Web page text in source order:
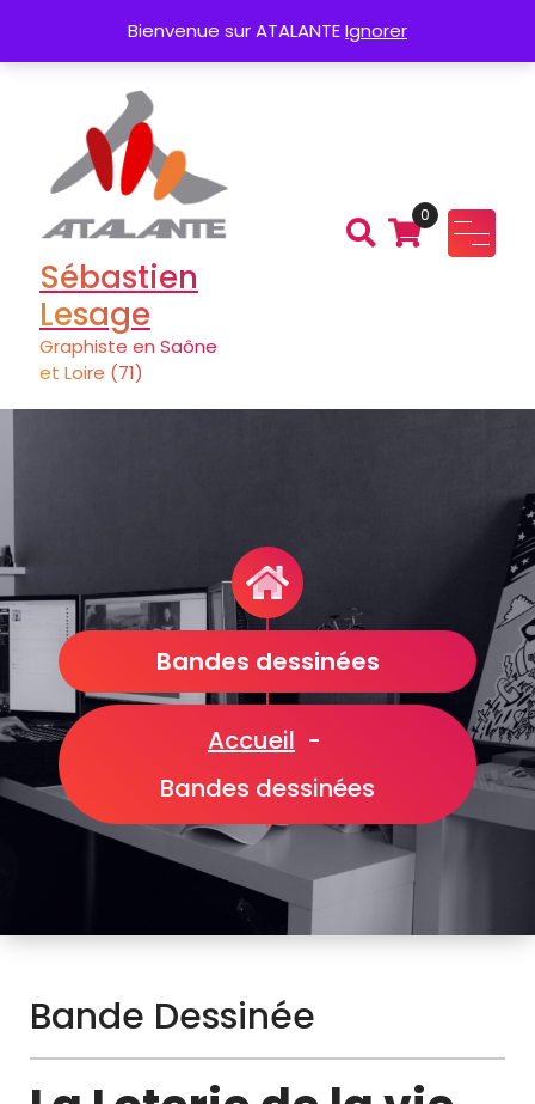
Bienvenue sur ATALANTEIgnorer
contenu
Création de Logo Charte graphique
Sébastien
Lesage
Graphiste en Saône
et Loire (71)
0
Bandes dessinées
Accueil -
Bandes dessinées
Bande Dessinée